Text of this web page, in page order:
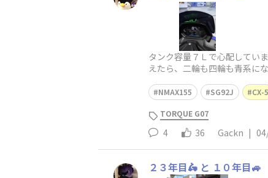
タンク容量７Ｌで心配してい
えたら、二輪も四輪も青系にな
NMAX155 SG92J CX-5
TORQUE G07
4 36 Gackn |
２３年目🛵 と １０年目🚙